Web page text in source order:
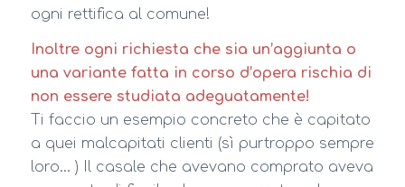
ogni rettifica al comune!
Inoltre ogni richiesta che sia un’aggiunta o
una variante fatta in corso d’opera rischia di
non essere studiata adeguatamente!
Ti faccio un esempio concreto che è capitato
a quei malcapitati clienti (sì purtroppo sempre
loro… ) Il casale che avevano comprato aveva